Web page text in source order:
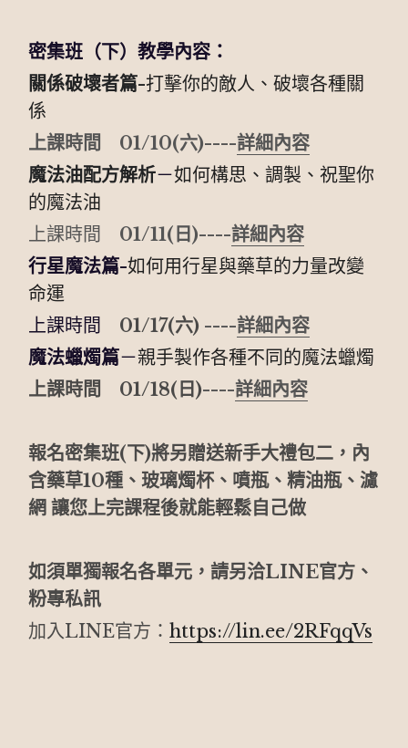
密集班（下）教學內容：
關係破壞者篇-打擊你的敵人、破壞各種關
係
上課時間　01/10(六)----詳細內容
魔法油配方解析－如何構思、調製、祝聖你
的魔法油
上課時間 01/11(日)----詳細內容
行星魔法篇-如何用行星與藥草的力量改變
命運
上課時間 01/17(六) ----詳細內容
魔法蠟燭篇－親手製作各種不同的魔法蠟燭
上課時間　01/18(日)----詳細內容
報名密集班(下)將另贈送新手大禮包二，內
含藥草10種、玻璃燭杯、噴瓶、精油瓶、濾
網 讓您上完課程後就能輕鬆自己做
如須單獨報名各單元，請另洽LINE官方、
粉專私訊
加入LINE官方：https://lin.ee/2RFqqVs